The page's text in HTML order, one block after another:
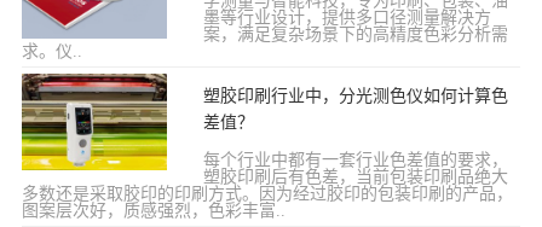
墨等行业设计，提供多口径测量解决方
案，满足复杂场景下的高精度色彩分析需
求。仪..
塑胶印刷行业中，分光测色仪如何计算色
差值？
每个行业中都有一套行业色差值的要求，
塑胶印刷后有色差，当前包装印刷品绝大
多数还是采取胶印的印刷方式。因为经过胶印的包装印刷的产品，
图案层次好，质感强烈，色彩丰富..